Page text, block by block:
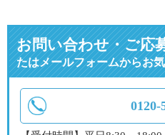
お問い合わせ・ご応
たはメールフォームからお
0120-